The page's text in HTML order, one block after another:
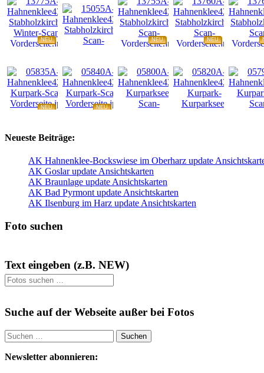
NEU NEU NEU
NEU
NEU
Neueste Beiträge:
AK Hahnenklee-Bockswiese im Oberharz update
AK Goslar update Ansichtskarten
AK Braunlage update Ansichtskarten
AK Bad Pyrmont update Ansichtskarten
AK Ilsenburg im Harz update Ansichtskarten
Foto suchen
Text eingeben (z.B. NEW)
Suche auf der Webseite außer bei Fotos
Suchen
nach:
Newsletter abonnieren: